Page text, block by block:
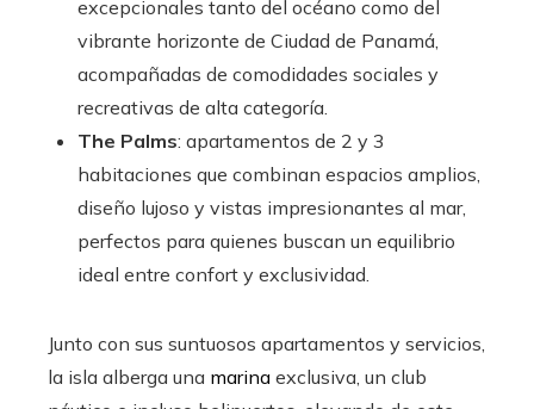
excepcionales tanto del océano como del
vibrante horizonte de Ciudad de Panamá,
acompañadas de comodidades sociales y
recreativas de alta categoría.
The Palms: apartamentos de 2 y 3
habitaciones que combinan espacios amplios,
diseño lujoso y vistas impresionantes al mar,
perfectos para quienes buscan un equilibrio
ideal entre confort y exclusividad.
Junto con sus suntuosos apartamentos y servicios,
la isla alberga una marina exclusiva, un club